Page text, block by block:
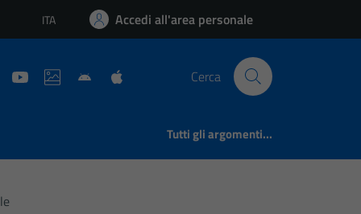
Lingua attiva:
ITA Accedi all'area personale
Cerca
Tutti gli argomenti...